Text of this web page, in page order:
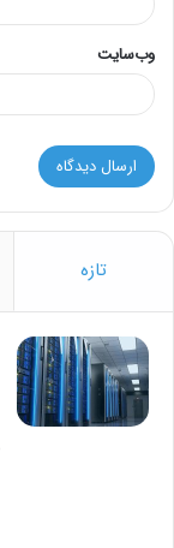
وب‌سایت
تازه